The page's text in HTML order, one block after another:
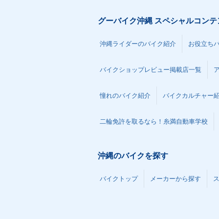
グーバイク沖縄 スペシャルコンテ
沖縄ライダーのバイク紹介 お役立ち
バイクショップレビュー掲載店一覧
憧れのバイク紹介 バイクカルチャー
二輪免許を取るなら！糸満自動車学校
沖縄のバイクを探す
バイクトップ メーカーから探す